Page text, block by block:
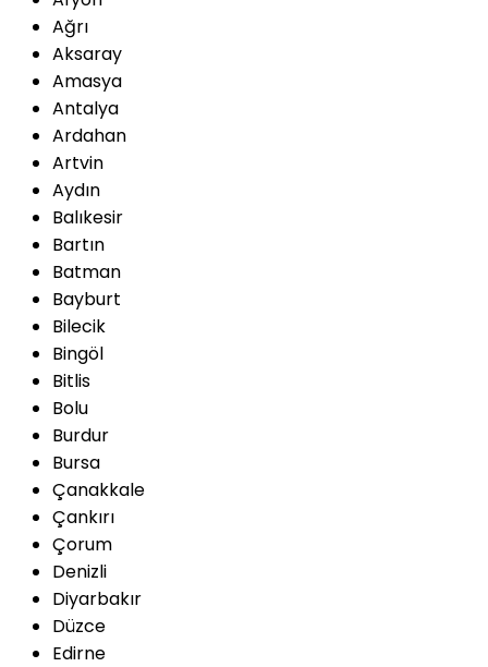
Ağrı
Aksaray
Amasya
Antalya
Ardahan
Artvin
Aydın
Balıkesir
Bartın
Batman
Bayburt
Bilecik
Bingöl
Bitlis
Bolu
Burdur
Bursa
Çanakkale
Çankırı
Çorum
Denizli
Diyarbakır
Düzce
Edirne